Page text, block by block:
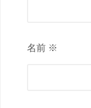
名前 ※